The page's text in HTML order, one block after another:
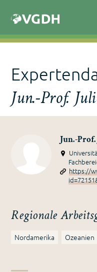
content
Jun.-Prof.
Jun.-
https://
Regionale
Nordamerika Ozeanien